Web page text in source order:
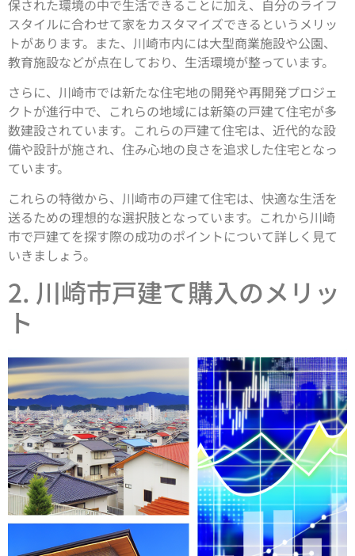
保された環境の中で生活できることに加え、自分のライフ
スタイルに合わせて家をカスタマイズできるというメリッ
トがあります。また、川崎市内には大型商業施設や公園、
教育施設などが点在しており、生活環境が整っています。
さらに、川崎市では新たな住宅地の開発や再開発プロジェ
クトが進行中で、これらの地域には新築の戸建て住宅が多
数建設されています。これらの戸建て住宅は、近代的な設
備や設計が施され、住み心地の良さを追求した住宅となっ
ています。
これらの特徴から、川崎市の戸建て住宅は、快適な生活を
送るための理想的な選択肢となっています。これから川崎
市で戸建てを探す際の成功のポイントについて詳しく見て
いきましょう。
2. 川崎市戸建て購入のメリッ
ト